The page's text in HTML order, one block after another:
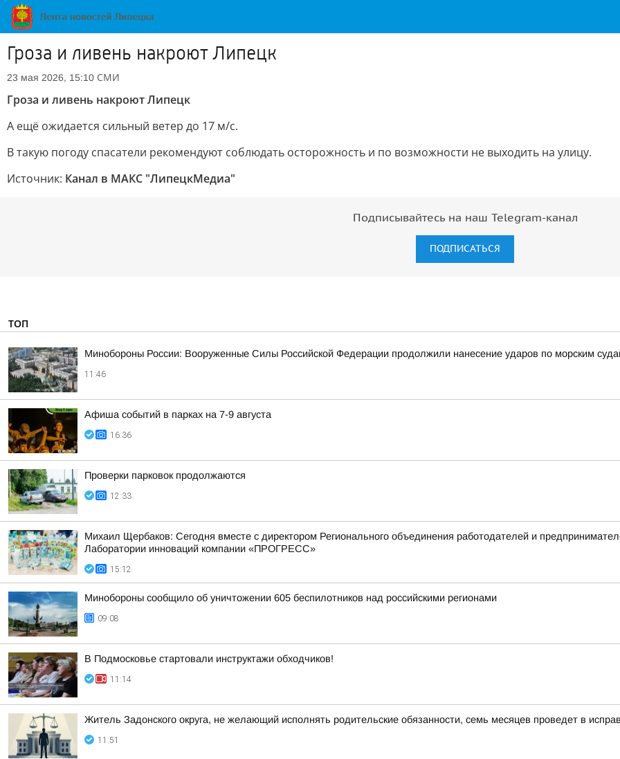
Гроза и ливень накроют Липецк
23 мая 2026, 15:10 СМИ
Гроза и ливень накроют Липецк
А ещё ожидается сильный ветер до 17 м/с.
В такую погоду спасатели рекомендуют соблюдать осторожность и по возможности не выходить на улицу.
Источник: Канал в МАКС "ЛипецкМедиа"
Подписывайтесь на наш Telegram-канал
ПОДПИСАТЬСЯ
ТОП
Минобороны России: Вооруженные Силы Российской Федерации продолжили нанесение ударов по морским
11:46
Афиша событий в парках на 7-9 августа
16:36
Проверки парковок продолжаются
12:33
Михаил Щербаков: Сегодня вместе с директором Регионального объединения работодателей и
Лаборатории инноваций компании «ПРОГРЕСС»
15:12
Минобороны сообщило об уничтожении 605 беспилотников над российскими регионами
09:08
В Подмосковье стартовали инструктажи обходчиков!
11:14
Житель Задонского округа, не желающий исполнять родительские обязанности, семь месяцев проведет в
11:51